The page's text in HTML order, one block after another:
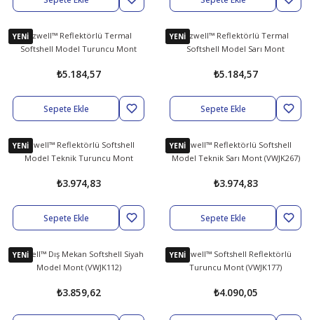
Ekipmanları
YENİVizwell™ Reflektörlü Termal
Softshell Model Turuncu Mont
₺5.184,57
Sepete Ekle
YENİVizwell™ Reflektörlü Termal
Softshell Model Sarı Mont
₺5.184,57
Sepete Ekle
YENİVizwell™ Reflektörlü Softshell
Model Teknik Turuncu Mont
₺3.974,83
Sepete Ekle
YENİVizwell™ Reflektörlü Softshell
Model Teknik Sarı Mont (VWJK267)
₺3.974,83
Sepete Ekle
YENİ
Vizwell™ Dış Mekan Softshell Siyah
Model Mont (VWJK112)
₺3.859,62
YENİVizwell™ Softshell Reflektörlü
Turuncu Mont (VWJK177)
₺4.090,05